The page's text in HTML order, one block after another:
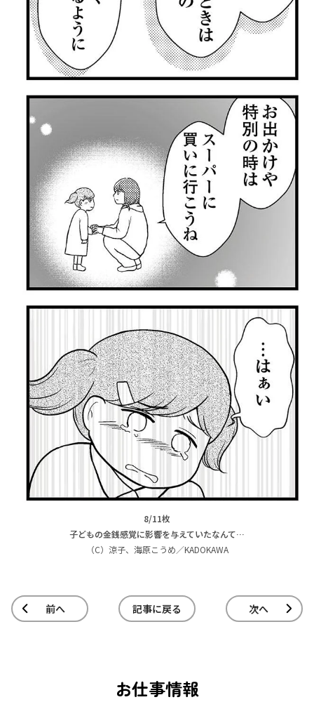
8/11枚
子どもの金銭感覚に影響を与えていたなんて…
（C）涼子、海原こうめ／KADOKAWA
前へ 記事に戻る 次へ
お仕事情報